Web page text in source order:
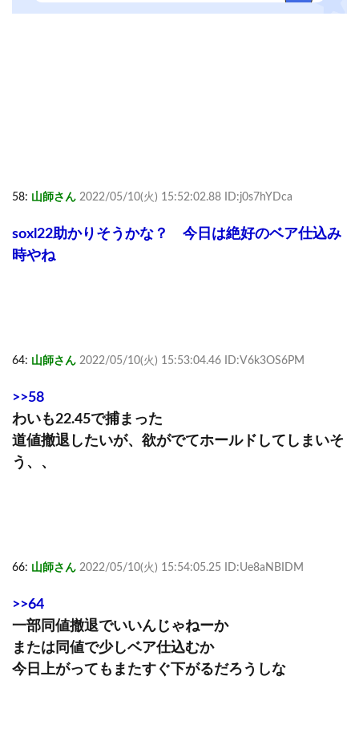
58: 山師さん 2022/05/10(火) 15:52:02.88 ID:j0s7hYDca
soxl22助かりそうかな？ 今日は絶好のベア仕込み
時やね
64: 山師さん 2022/05/10(火) 15:53:04.46 ID:V6k3OS6PM
>>58
わいも22.45で捕まった
道値撤退したいが、欲がでてホールドしてしまいそ
う、、
66: 山師さん 2022/05/10(火) 15:54:05.25 ID:Ue8aNBIDM
>>64
一部同値撤退でいいんじゃねーか
または同値で少しベア仕込むか
今日上がってもまたすぐ下がるだろうしな